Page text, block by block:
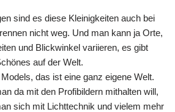
sind es diese Kleinigkeiten auch bei
nicht weg. Und man kann ja Orte,
und Blickwinkel variieren, es gibt
auf der Welt.
das ist eine ganz eigene Welt.
da mit den Profibildern mithalten will,
sich mit Lichttechnik und vielem mehr